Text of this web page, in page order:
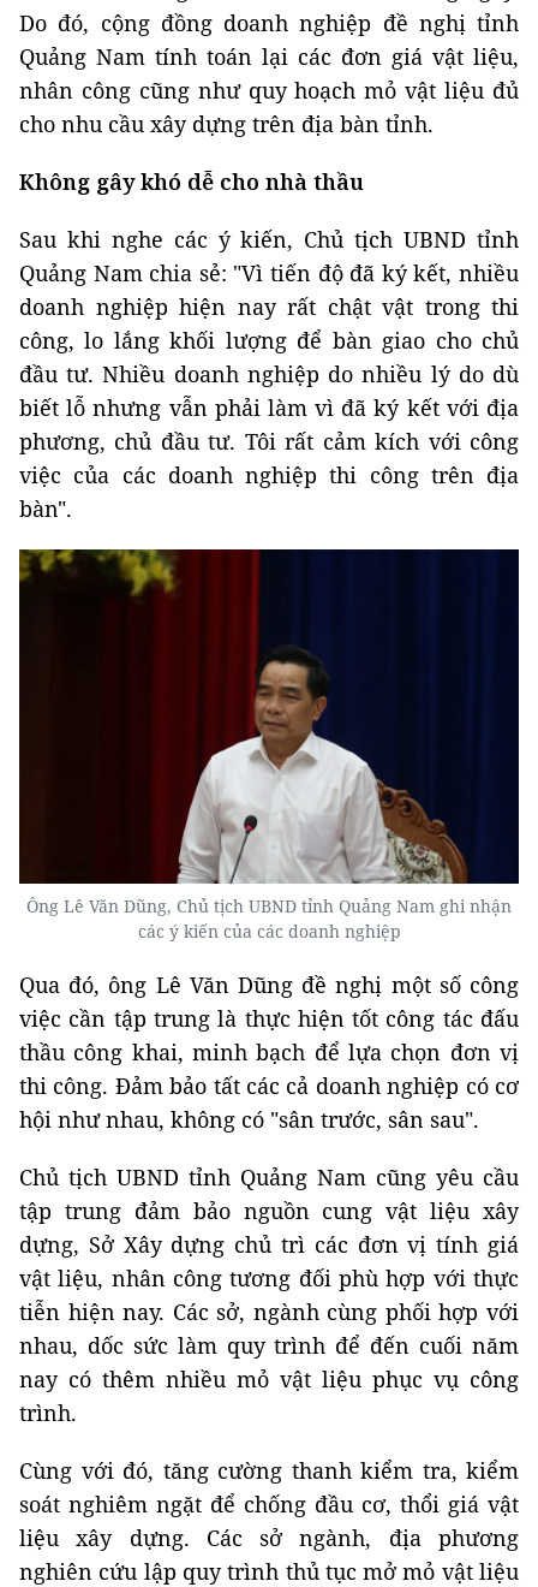
Do đó, cộng đồng doanh nghiệp đề nghị tỉnh
Quảng Nam tính toán lại các đơn giá vật liệu,
nhân công cũng như quy hoạch mỏ vật liệu đủ
cho nhu cầu xây dựng trên địa bàn tỉnh.
Không gây khó dễ cho nhà thầu
Sau khi nghe các ý kiến, Chủ tịch UBND tỉnh
Quảng Nam chia sẻ: "Vì tiến độ đã ký kết, nhiều
doanh nghiệp hiện nay rất chật vật trong thi
công, lo lắng khối lượng để bàn giao cho chủ
đầu tư. Nhiều doanh nghiệp do nhiều lý do dù
biết lỗ nhưng vẫn phải làm vì đã ký kết với địa
phương, chủ đầu tư. Tôi rất cảm kích với công
việc của các doanh nghiệp thi công trên địa
bàn".
Ông Lê Văn Dũng, Chủ tịch UBND tỉnh Quảng Nam ghi nhận
các ý kiến của các doanh nghiệp
Qua đó, ông Lê Văn Dũng đề nghị một số công
việc cần tập trung là thực hiện tốt công tác đấu
thầu công khai, minh bạch để lựa chọn đơn vị
thi công. Đảm bảo tất các cả doanh nghiệp có cơ
hội như nhau, không có "sân trước, sân sau".
Chủ tịch UBND tỉnh Quảng Nam cũng yêu cầu
tập trung đảm bảo nguồn cung vật liệu xây
dựng, Sở Xây dựng chủ trì các đơn vị tính giá
vật liệu, nhân công tương đối phù hợp với thực
tiễn hiện nay. Các sở, ngành cùng phối hợp với
nhau, dốc sức làm quy trình để đến cuối năm
nay có thêm nhiều mỏ vật liệu phục vụ công
trình.
Cùng với đó, tăng cường thanh kiểm tra, kiểm
soát nghiêm ngặt để chống đầu cơ, thổi giá vật
liệu xây dựng. Các sở ngành, địa phương
nghiên cứu lập quy trình thủ tục mở mỏ vật liệu